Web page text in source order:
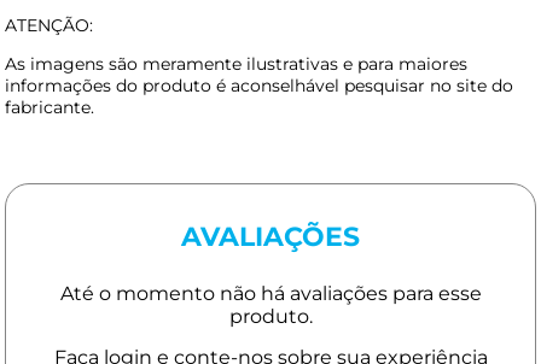
ATENÇÃO:
As imagens são meramente ilustrativas e para maiores
informações do produto é aconselhável pesquisar no site do
fabricante.
AVALIAÇÕES